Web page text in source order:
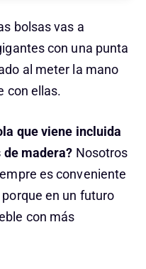
bolsas vas a
con una punta
al meter la mano
con ellas.
que viene incluida
madera? Nosotros
es conveniente
en un futuro
con más